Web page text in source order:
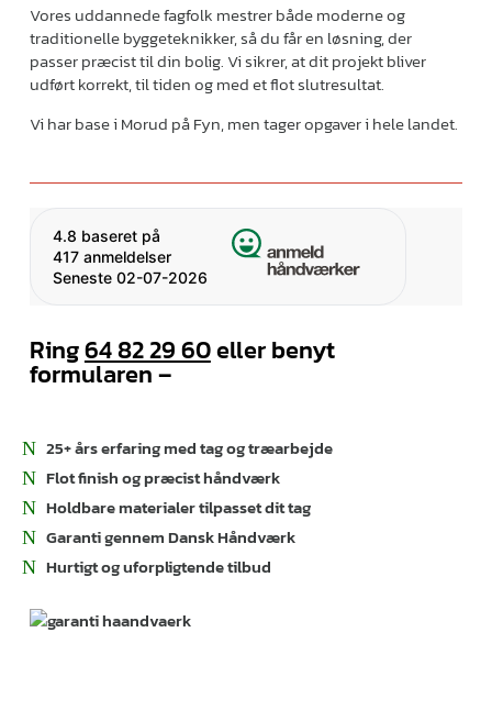
Vores uddannede fagfolk mestrer både moderne og
traditionelle byggeteknikker, så du får en løsning, der
passer præcist til din bolig. Vi sikrer, at dit projekt bliver
udført korrekt, til tiden og med et flot slutresultat.
Vi har base i Morud på Fyn, men tager opgaver i hele landet.
4.8 baseret på
417 anmeldelser
Seneste 02-07-2026
Ring64 82 29 60eller benyt
formularen –
25+ års erfaring med tag og træarbejde
Flot finish og præcist håndværk
Holdbare materialer tilpasset dit tag
Garanti gennem Dansk Håndværk
Hurtigt og uforpligtende tilbud